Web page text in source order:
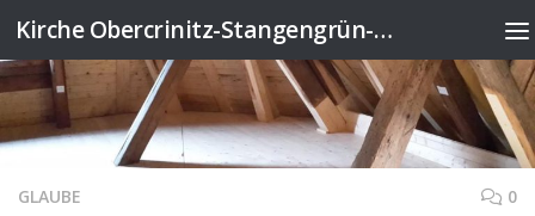
Zum Inhalt springen Kirche Obercrinitz-Stangengrün-Wildenau
GLAUBE 0